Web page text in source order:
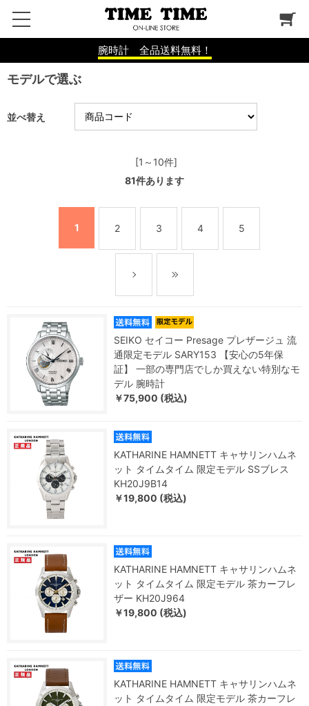
腕時計 全品送料無料！
モデルで選ぶ
並べ替え
[1～10件]
81件あります
1 2 3 4 5
SEIKO セイコー Presage プレザージュ 流
通限定モデル SARY153 【安心の5年保
証】 一部の専門店でしか買えない特別なモ
デル 腕時計
￥75,900 (税込)
KATHARINE HAMNETT キャサリンハムネ
ット タイムタイム 限定モデル SSブレス
KH20J9B14
￥19,800 (税込)
KATHARINE HAMNETT キャサリンハムネ
ット タイムタイム 限定モデル 茶カーフレ
ザー KH20J964
￥19,800 (税込)
KATHARINE HAMNETT キャサリンハムネ
ット タイムタイム 限定モデル 茶カーフレ